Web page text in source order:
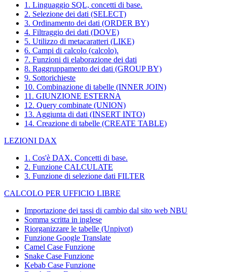
1. Linguaggio SQL, concetti di base.
2. Selezione dei dati (SELECT)
3. Ordinamento dei dati (ORDER BY)
4. Filtraggio dei dati (DOVE)
5. Utilizzo di metacaratteri (LIKE)
6. Campi di calcolo (calcolo).
7. Funzioni di elaborazione dei dati
8. Raggruppamento dei dati (GROUP BY)
9. Sottorichieste
10. Combinazione di tabelle (INNER JOIN)
11. GIUNZIONE ESTERNA
12. Query combinate (UNION)
13. Aggiunta di dati (INSERT INTO)
14. Creazione di tabelle (CREATE TABLE)
LEZIONI DAX
1. Cos'è DAX. Concetti di base.
2. Funzione CALCULATE
3. Funzione di selezione dati FILTER
CALCOLO PER UFFICIO LIBRE
Importazione dei tassi di cambio dal sito web NBU
Somma scritta in inglese
Riorganizzare le tabelle (Unpivot)
Funzione Google Translate
Camel Case Funzione
Snake Case Funzione
Kebab Case Funzione